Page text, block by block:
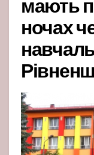
мають
ночах